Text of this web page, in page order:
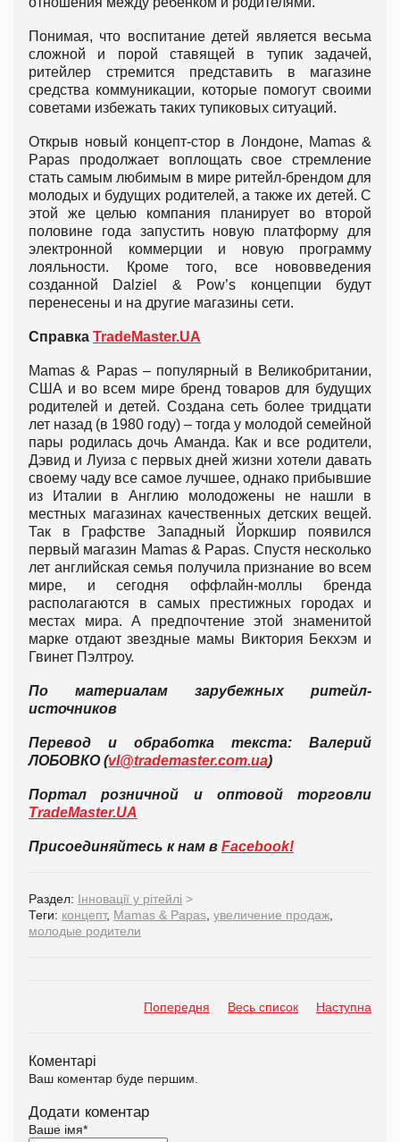
Понимая, что воспитание детей является весьма
сложной и порой ставящей в тупик задачей,
ритейлер стремится представить в магазине
средства коммуникации, которые помогут своими
советами избежать таких тупиковых ситуаций.
Открыв новый концепт-стор в Лондоне, Mamas &
Papas продолжает воплощать свое стремление
стать самым любимым в мире ритейл-брендом для
молодых и будущих родителей, а также их детей. С
этой же целью компания планирует во второй
половине года запустить новую платформу для
электронной коммерции и новую программу
лояльности. Кроме того, все нововведения
созданной Dalziel & Pow’s концепции будут
перенесены и на другие магазины сети.
Справка TradeMaster.UA
Mamas & Papas – популярный в Великобритании,
США и во всем мире бренд товаров для будущих
родителей и детей. Создана сеть более тридцати
лет назад (в 1980 году) – тогда у молодой семейной
пары родилась дочь Аманда. Как и все родители,
Дэвид и Луиза с первых дней жизни хотели давать
своему чаду все самое лучшее, однако прибывшие
из Италии в Англию молодожены не нашли в
местных магазинах качественных детских вещей.
Так в Графстве Западный Йоркшир появился
первый магазин Mamas & Papas. Спустя несколько
лет английская семья получила признание во всем
мире, и сегодня оффлайн-моллы бренда
располагаются в самых престижных городах и
местах мира. А предпочтение этой знаменитой
марке отдают звездные мамы Виктория Бекхэм и
Гвинет Пэлтроу.
По материалам зарубежных ритейл-
источников
Перевод и обработка текста: Валерий
ЛОБОВКО (vl@trademaster.com.ua)
Портал розничной и оптовой торговли
TradeMaster.UA
Присоединяйтесь к нам в Facebook!
Раздел: Інновації у рітейлі >
Теги: концепт, Mamas & Papas увеличение продаж
молодые родители
Попередня Весь список Наступна
Коментарі
Ваш коментар буде першим.
Додати коментар
Ваше імя*